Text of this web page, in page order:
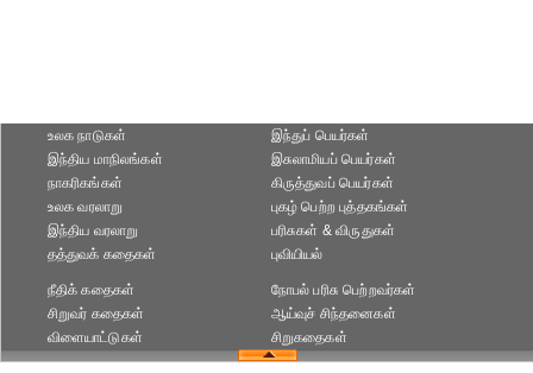
உலக நாடுகள்
இந்திய மாநிலங்கள்
நாகரிகங்கள்
இந்துப் பெயர்கள்
இசுலாமியப் பெயர்கள்
கிருத்துவப் பெயர்கள்
உலக வரலாறு
இந்திய வரலாறு
தத்துவக் கதைகள்
புகழ் பெற்ற புத்தகங்கள்
பரிசுகள் & விருதுகள்
புவியியல்
நீதிக் கதைகள்
சிறுவர் கதைகள்
விளையாட்டுகள்
நோபல் பரிசு‎ பெற்றவர்‎கள்
ஆய்வுச் சிந்தனைகள்
சிறுகதைகள்